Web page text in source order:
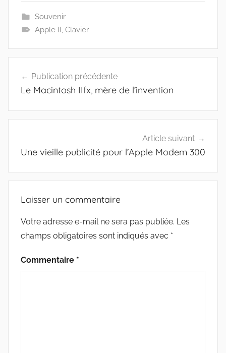
Souvenir
Apple II, Clavier
de
Publication précédente
Le Macintosh IIfx, mère de l’invention
Article suivant
Une vieille publicité pour l’Apple Modem 300
Laisser un commentaire
Votre adresse e-mail ne sera pas publiée. Les
champs obligatoires sont indiqués avec *
Commentaire *